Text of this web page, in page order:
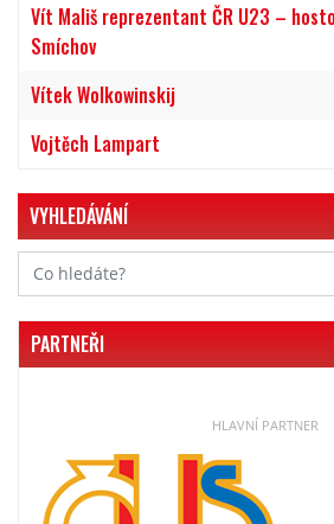
PARTNEŘI
HLAVNÍ PARTNER
Vít Mališ reprezentant ČR U23 –
Smíchov
Vítek Wolkowinskij
Vojtěch Lampart
VYHLEDÁVÁNÍ